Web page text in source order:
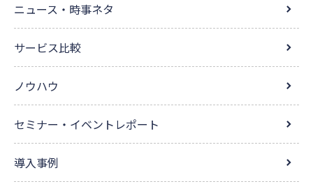
ニュース・時事ネタ
サービス比較
ノウハウ
セミナー・イベントレポート
導入事例